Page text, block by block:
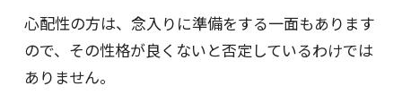
心配性の方は、念入りに準備をする一面もあります
ので、その性格が良くないと否定しているわけでは
ありません。